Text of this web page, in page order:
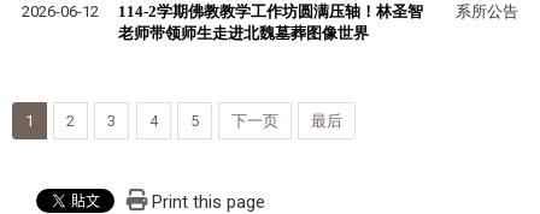
2026-06-12
114-2学期佛教教学工作坊圆满压轴！林圣智
老师带领师生走进北魏墓葬图像世界
系所公告
1 2 3 4 5 下一页 最后
Print this page